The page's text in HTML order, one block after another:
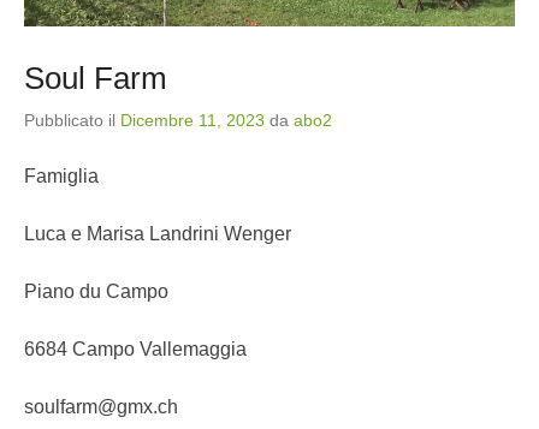
Soul Farm
Pubblicato il Dicembre 11, 2023 da abo2
Famiglia
Luca e Marisa Landrini Wenger
Piano du Campo
6684 Campo Vallemaggia
soulfarm@gmx.ch